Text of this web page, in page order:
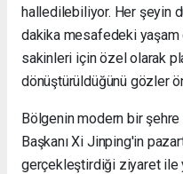
halledilebiliyor. Her şeyin
dakika mesafedeki yaşam
sakinleri için özel olarak
dönüştürüldüğünü gözler
Bölgenin modern bir
Başkanı Xi Jinping'in
gerçekleştirdiği ziyaret ile